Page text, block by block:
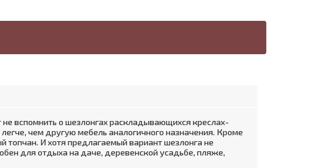
вспомнить о шезлонгах раскладывающихся креслах-
чем другую мебель аналогичного назначения. Кроме
топчан. И хотя предлагаемый вариант шезлонга не
для отдыха на даче, деревенской усадьбе, пляже,